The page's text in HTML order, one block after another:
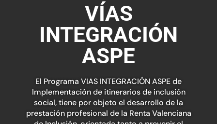
VÍAS
INTEGRACIÓN
ASPE
El Programa VIAS INTEGRACIÓN ASPE de
Implementación de itinerarios de inclusión
social, tiene por objeto el desarrollo de la
prestación profesional de la Renta Valenciana